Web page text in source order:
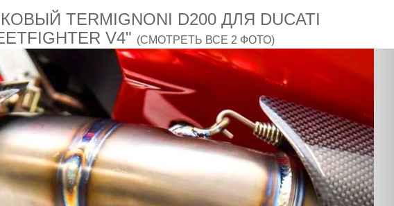
TERMIGNONI D200 ДЛЯ DUCATI
V4" (СМОТРЕТЬ ВСЕ 2 ФОТО)